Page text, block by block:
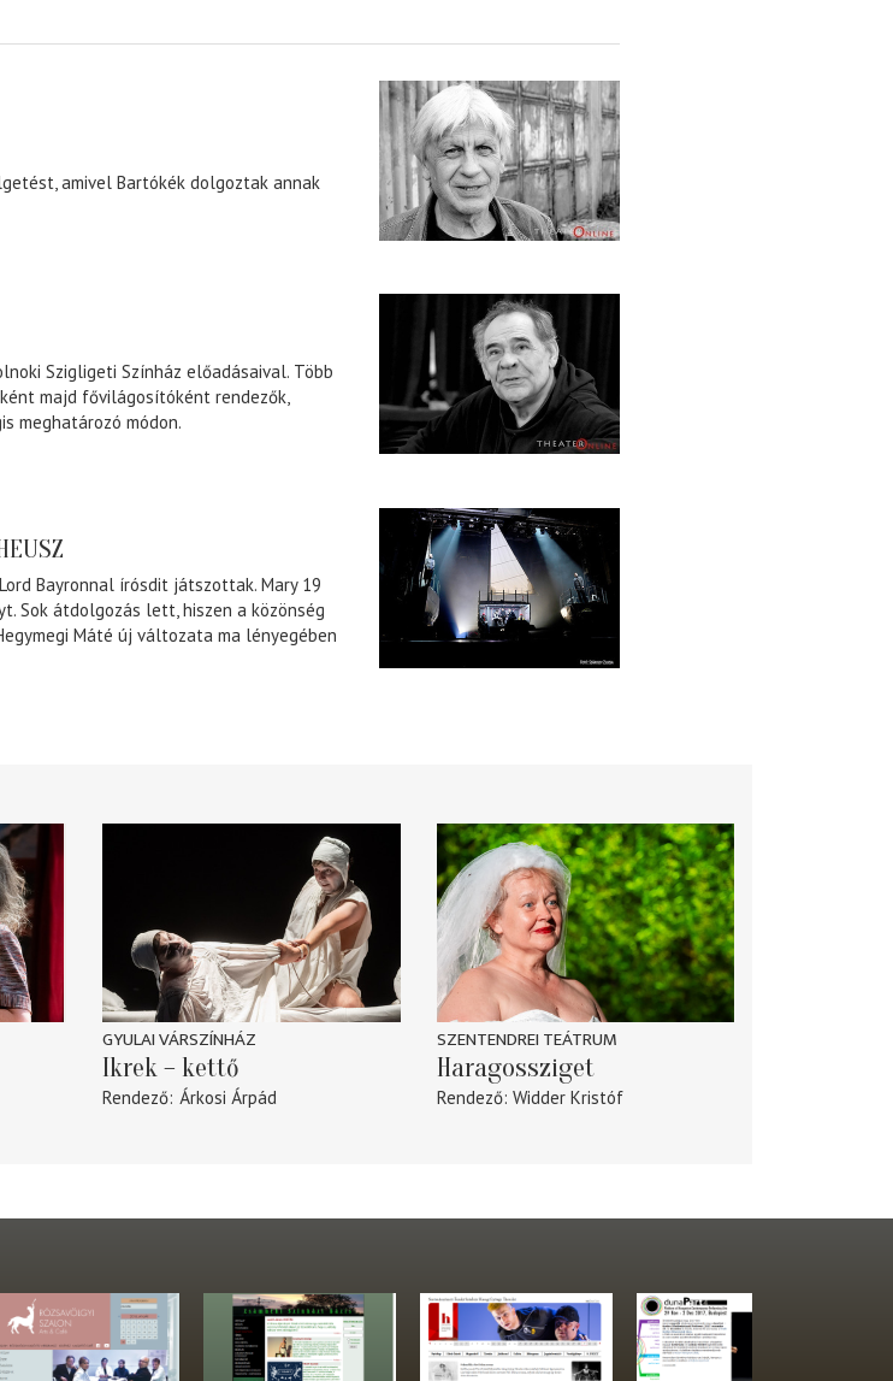
amivel Bartókék dolgoztak annak
Szigligeti Színház előadásaival. Több
majd fővilágosítóként rendezők,
meghatározó módon.
Bayronnal írósdit játszottak. Mary 19
Sok átdolgozás lett, hiszen a közönség
Máté új változata ma lényegében
GYULAI VÁRSZÍNHÁZ
Ikrek – kettő
Rendező Árkosi Árpád
SZENTENDREI TEÁTRUM
Haragossziget
Rendező Widder Kristóf